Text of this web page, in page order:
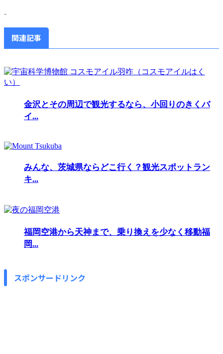
-
関連記事
金沢とその周辺で観光するなら、小回りのきくバ
イ...
みんな、茨城県ならどこ行く？観光スポットラン
キ...
福岡空港から天神まで、乗り換えを少なく移動福
岡...
スポンサードリンク